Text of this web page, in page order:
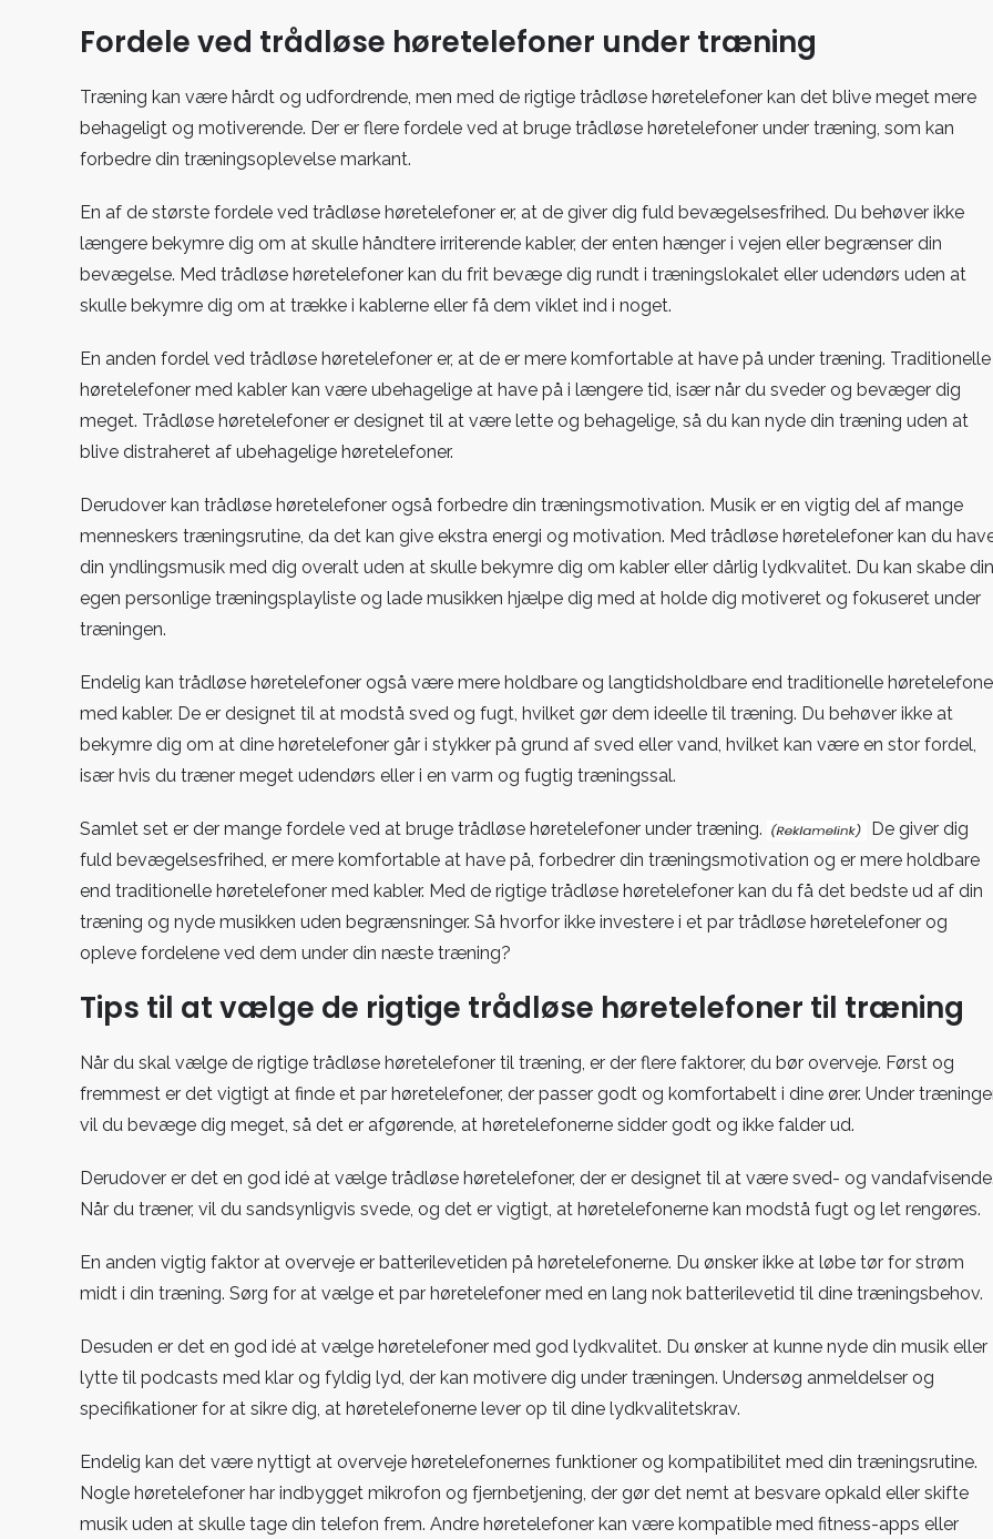
Fordele ved trådløse høretelefoner under træning
Træning kan være hårdt og udfordrende, men med de rigtige trådløse høretelefoner kan det blive meget mere
behageligt og motiverende. Der er flere fordele ved at bruge trådløse høretelefoner under træning, som kan
forbedre din træningsoplevelse markant.
En af de største fordele ved trådløse høretelefoner er, at de giver dig fuld bevægelsesfrihed. Du behøver ikke
længere bekymre dig om at skulle håndtere irriterende kabler, der enten hænger i vejen eller begrænser din
bevægelse. Med trådløse høretelefoner kan du frit bevæge dig rundt i træningslokalet eller udendørs uden at
skulle bekymre dig om at trække i kablerne eller få dem viklet ind i noget.
En anden fordel ved trådløse høretelefoner er, at de er mere komfortable at have på under træning. Traditionelle
høretelefoner med kabler kan være ubehagelige at have på i længere tid, især når du sveder og bevæger dig
meget. Trådløse høretelefoner er designet til at være lette og behagelige, så du kan nyde din træning uden at
blive distraheret af ubehagelige høretelefoner.
Derudover kan trådløse høretelefoner også forbedre din træningsmotivation. Musik er en vigtig del af mange
menneskers træningsrutine, da det kan give ekstra energi og motivation. Med trådløse høretelefoner kan du
din yndlingsmusik med dig overalt uden at skulle bekymre dig om kabler eller dårlig lydkvalitet. Du kan skabe din
egen personlige træningsplayliste og lade musikken hjælpe dig med at holde dig motiveret og fokuseret under
træningen.
Endelig kan trådløse høretelefoner også være mere holdbare og langtidsholdbare end traditionelle
med kabler. De er designet til at modstå sved og fugt, hvilket gør dem ideelle til træning. Du behøver ikke at
bekymre dig om at dine høretelefoner går i stykker på grund af sved eller vand, hvilket kan være en stor fordel,
især hvis du træner meget udendørs eller i en varm og fugtig træningssal.
Samlet set er der mange fordele ved at bruge trådløse høretelefoner under træning.
De giver dig
fuld bevægelsesfrihed, er mere komfortable at have på, forbedrer din træningsmotivation og er mere holdbare
end traditionelle høretelefoner med kabler. Med de rigtige trådløse høretelefoner kan du få det bedste ud af din
træning og nyde musikken uden begrænsninger. Så hvorfor ikke investere i et par trådløse høretelefoner og
opleve fordelene ved dem under din næste træning?
Tips til at vælge de rigtige trådløse høretelefoner til træning
Når du skal vælge de rigtige trådløse høretelefoner til træning, er der flere faktorer, du bør overveje. Først og
fremmest er det vigtigt at finde et par høretelefoner, der passer godt og komfortabelt i dine ører. Under
vil du bevæge dig meget, så det er afgørende, at høretelefonerne sidder godt og ikke falder ud.
Derudover er det en god idé at vælge trådløse høretelefoner, der er designet til at være sved- og
Når du træner, vil du sandsynligvis svede, og det er vigtigt, at høretelefonerne kan modstå fugt og let rengøres.
En anden vigtig faktor at overveje er batterilevetiden på høretelefonerne. Du ønsker ikke at løbe tør for strøm
midt i din træning. Sørg for at vælge et par høretelefoner med en lang nok batterilevetid til dine træningsbehov.
Desuden er det en god idé at vælge høretelefoner med god lydkvalitet. Du ønsker at kunne nyde din musik eller
lytte til podcasts med klar og fyldig lyd, der kan motivere dig under træningen. Undersøg anmeldelser og
specifikationer for at sikre dig, at høretelefonerne lever op til dine lydkvalitetskrav.
Endelig kan det være nyttigt at overveje høretelefonernes funktioner og kompatibilitet med din træningsrutine.
Nogle høretelefoner har indbygget mikrofon og fjernbetjening, der gør det nemt at besvare opkald eller skifte
musik uden at skulle tage din telefon frem. Andre høretelefoner kan være kompatible med fitness-apps eller